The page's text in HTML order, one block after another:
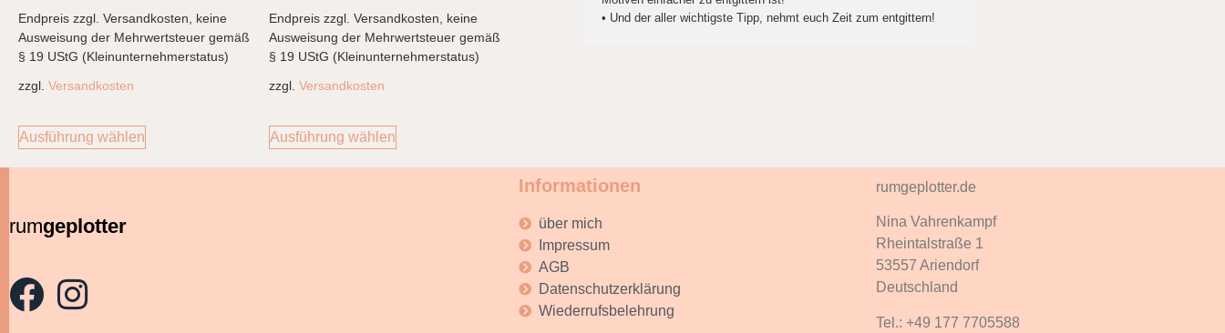
Endpreis zzgl. Versandkosten, keine
Ausweisung der Mehrwertsteuer gemäß
§ 19 UStG (Kleinunternehmerstatus)
zzgl. Versandkosten
Ausführung wählen
Endpreis zzgl. Versandkosten, keine
Ausweisung der Mehrwertsteuer gemäß
§ 19 UStG (Kleinunternehmerstatus)
zzgl. Versandkosten
Ausführung wählen
• Und der aller wichtigste Tipp, nehmt euch Zeit zum entgittern!
rumgeplotter
Informationen
über mich
Impressum
AGB
Datenschutzerklärung
Wiederrufsbelehrung
rumgeplotter.de
Nina Vahrenkampf
Rheintalstraße 1
53557 Ariendorf
Deutschland
Tel.: +49 177 7705588